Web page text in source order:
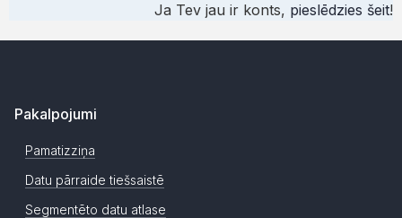
Ja Tev jau ir konts, pieslēdzies šeit!
Pakalpojumi
Pamatizziņa
Datu pārraide tiešsaistē
Segmentēto datu atlase